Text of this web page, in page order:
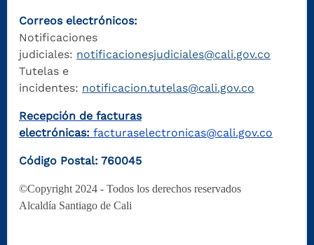
Correos electrónicos:
Notificaciones
judiciales: notificacionesjudiciales@cali.gov.co
Tutelas e
incidentes: notificacion.tutelas@cali.gov.co
Recepción de facturas
electrónicas: facturaselectronicas@cali.gov.co
Código Postal: 760045
©Copyright 2024 - Todos los derechos reservados
Alcaldía Santiago de Cali